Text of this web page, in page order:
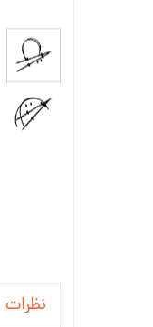
نظرات